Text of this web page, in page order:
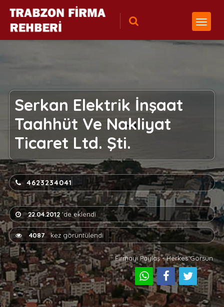
Serkan Elektrik İnşaat
Taahhüt Ve Nakliyat
Ticaret Ltd. Şti.
4623234041
22.04.2012'de eklendi
4087kez görüntülendi
Firmayı Paylaş - Herkes Görsün